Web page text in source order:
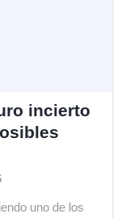
incierto
uno de los